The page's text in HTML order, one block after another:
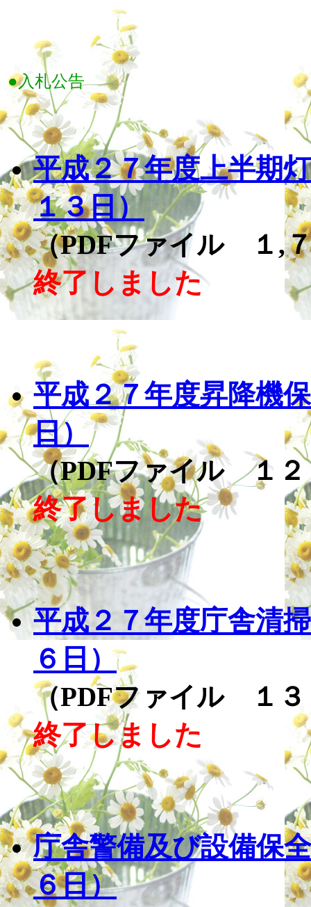
●入札公告
平成２７年度上半期
１３日）
（PDFファイル １,
終了しました
平成２７年度昇降機
日）
（PDFファイル １２
終了しました
平成２７年度庁舎清
６日）
（PDFファイル １３
終了しました
庁舎警備及び設備保
６日）